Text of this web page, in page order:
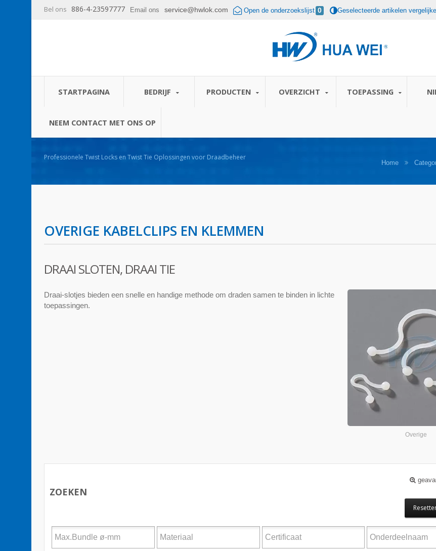
Bel ons 886-4-23597777 Email ons service@hwlok.com Open de onderzoekslijst 0 Geselecteerde artikelen
STARTPAGINA BEDRIJF PRODUCTEN OVERZICHT TOEPASSING
NEEM CONTACT MET ONS OP
Professionele Twist Locks en Twist Tie Oplossingen voor Draadbeheer
Home
OVERIGE KABELCLIPS EN KLEMMEN
DRAAI SLOTEN, DRAAI TIE
Overige
Draai-slotjes bieden een snelle en handige methode om draden samen te binden in lichte
toepassingen.
ZOEKEN